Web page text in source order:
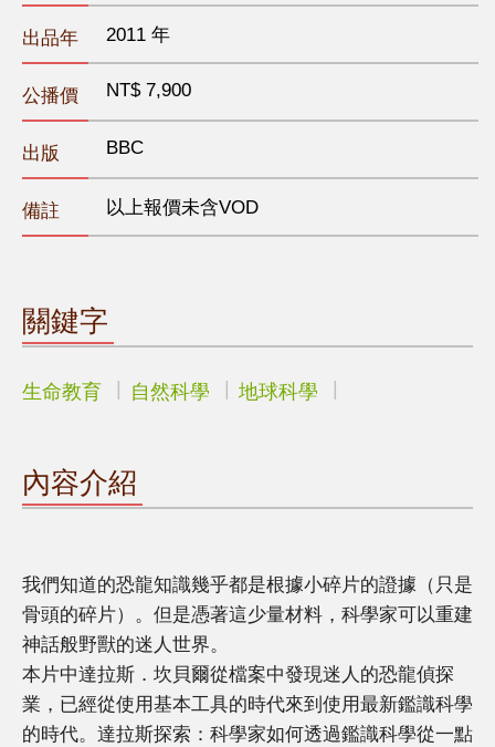
出品年 2011 年
公播價 NT$ 7,900
出版 BBC
備註 以上報價未含VOD
關鍵字
生命教育 自然科學 地球科學
內容介紹
我們知道的恐龍知識幾乎都是根據小碎片的證據（只是
骨頭的碎片）。但是憑著這少量材料，科學家可以重建
神話般野獸的迷人世界。
本片中達拉斯．坎貝爾從檔案中發現迷人的恐龍偵探
業，已經從使用基本工具的時代來到使用最新鑑識科學
的時代。達拉斯探索：科學家如何透過鑑識科學從一點